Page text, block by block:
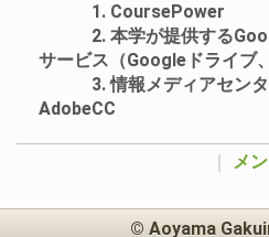
1. CoursePower
2. 本学が提供する
サービス（Googleドライブ
3. 情報メディアセンタ
AdobeCC
メ
© Aoyama